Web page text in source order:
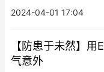
2024-04-01 17:04
【防患于未然】
气意外